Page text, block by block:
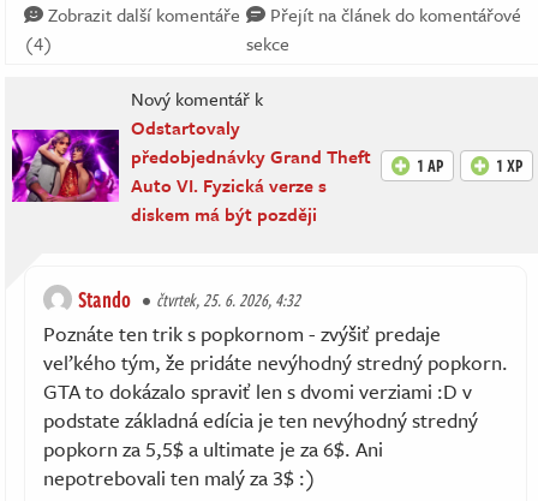
Zobrazit další komentáře
(4)
Přejít na článek do komentářové
sekce
Nový komentář k
Odstartovaly
předobjednávky Grand Theft
Auto VI. Fyzická verze s
diskem má být později
1 AP 1 XP
Stando čtvrtek, 25. 6. 2026, 4:32
Poznáte ten trik s popkornom - zvýšiť predaje
veľkého tým, že pridáte nevýhodný stredný popkorn.
GTA to dokázalo spraviť len s dvomi verziami :D v
podstate základná edícia je ten nevýhodný stredný
popkorn za 5,5$ a ultimate je za 6$. Ani
nepotrebovali ten malý za 3$ :)